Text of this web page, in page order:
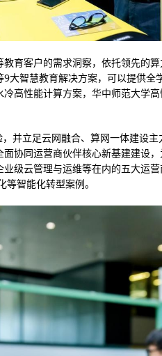
育客户的需求洞察，依托领先的
大智慧教育解决方案，可以提供全
高性能计算方案，华中师范大学
并立足云网融合、算网一体建设
协同运营商伙伴核心新基建建设
级云管理与运维等在内的五大运
智能化转型案例。